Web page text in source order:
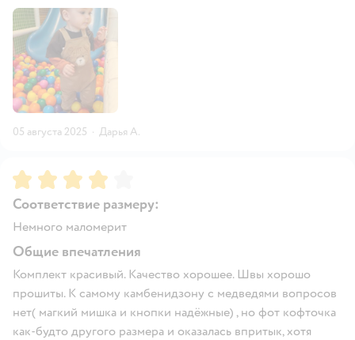
05 августа 2025 · Дарья А.
Рейтинг:4
Соответствие размеру:
Немного маломерит
Общие впечатления
Комплект красивый. Качество хорошее. Швы хорошо
прошиты. К самому камбенидзону с медведями вопросов
нет( магкий мишка и кнопки надёжные) , но фот кофточка
как-будто другого размера и оказалась впритык, хотя